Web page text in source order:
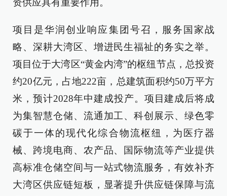
资供应具有重要作用。
项目是华润创业响应集团号召，服务国家战
略、深耕大湾区、增进民生福祉的务实之举。
项目位于大湾区“黄金内湾”的枢纽节点，总投资
约20亿元，占地222亩，总建筑面积约50万平方
米，预计2028年中建成投产。项目建成后将成
为集智慧仓储、流通加工、科创展示、绿色零
碳于一体的现代化综合物流枢纽，为医疗器
械、跨境电商、农产品、国际物流等产业提供
高标准仓储空间与一站式物流服务，有效补齐
大湾区供应链短板，显著提升供应链保障与流